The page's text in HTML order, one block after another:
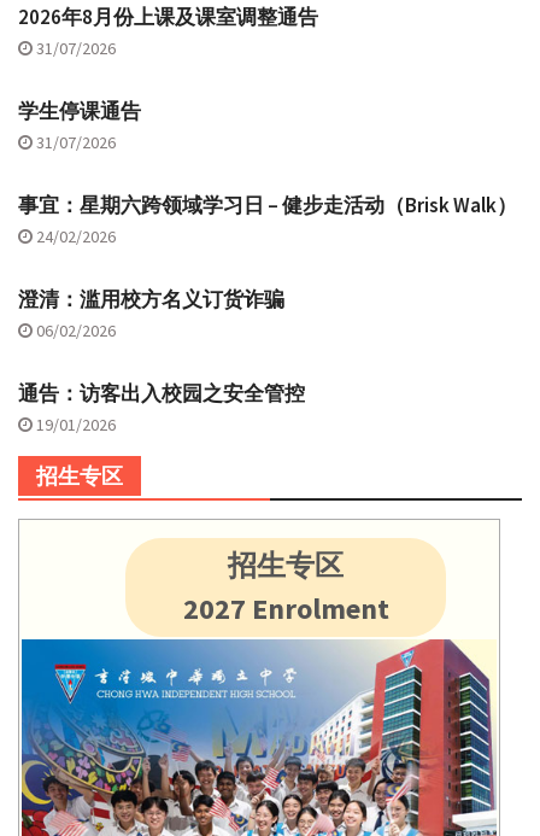
2026年8月份上课及课室调整通告
31/07/2026
学生停课通告
31/07/2026
事宜：星期六跨领域学习日 – 健步走活动（Brisk Walk）
24/02/2026
澄清：滥用校方名义订货诈骗
06/02/2026
通告：访客出入校园之安全管控
19/01/2026
招生专区
招生专区
2027 Enrolment